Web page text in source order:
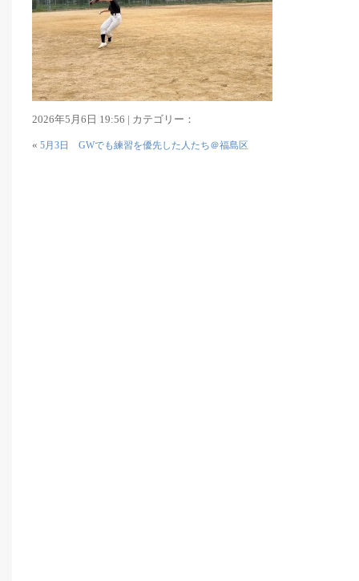
2026年5月6日 19:56 | カテゴリー：
« 5月3日 GWでも練習を優先した人たち＠福島区